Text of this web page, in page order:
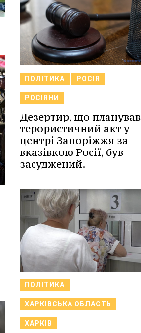
ПОЛІТИКА РОСІЯ
РОСІЯНИ
Дезертир, що планував
терористичний акт у
центрі Запоріжжя за
вказівкою Росії, був
засуджений.
ПОЛІТИКА
ХАРКІВСЬКА ОБЛАСТЬ
ХАРКІВ